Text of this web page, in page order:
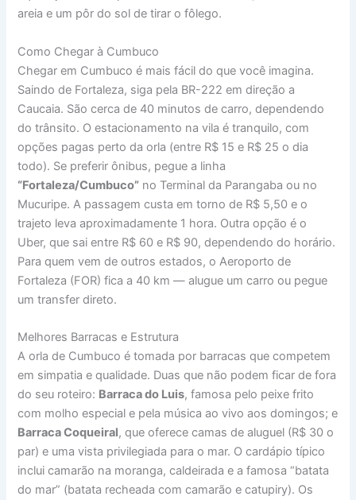
areia e um pôr do sol de tirar o fôlego.
Como Chegar à Cumbuco
Chegar em Cumbuco é mais fácil do que você imagina.
Saindo de Fortaleza, siga pela BR-222 em direção a
Caucaia. São cerca de 40 minutos de carro, dependendo
do trânsito. O estacionamento na vila é tranquilo, com
opções pagas perto da orla (entre R$ 15 e R$ 25 o dia
todo). Se preferir ônibus, pegue a linha
“Fortaleza/Cumbuco” no Terminal da Parangaba ou no
Mucuripe. A passagem custa em torno de R$ 5,50 e o
trajeto leva aproximadamente 1 hora. Outra opção é o
Uber, que sai entre R$ 60 e R$ 90, dependendo do horário.
Para quem vem de outros estados, o Aeroporto de
Fortaleza (FOR) fica a 40 km — alugue um carro ou pegue
um transfer direto.
Melhores Barracas e Estrutura
A orla de Cumbuco é tomada por barracas que competem
em simpatia e qualidade. Duas que não podem ficar de fora
do seu roteiro: Barraca do Luis, famosa pelo peixe frito
com molho especial e pela música ao vivo aos domingos; e
Barraca Coqueiral, que oferece camas de aluguel (R$ 30 o
par) e uma vista privilegiada para o mar. O cardápio típico
inclui camarão na moranga, caldeirada e a famosa “batata
do mar” (batata recheada com camarão e catupiry). Os